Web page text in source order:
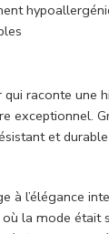
raconte une
exceptionnel.
et
à l’élégance
la mode était